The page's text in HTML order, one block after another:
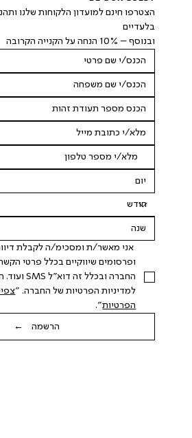
בלעדיים
ובנוסף – 10% הנחה על הקנייה הקרובה
למדיניות הפרטיות של החברה. "
הפרטיות".
הרשמה ←